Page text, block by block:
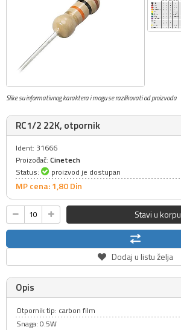
Slike su informativnog karaktera i mogu se razlikovati od proizvoda
RC1/2 22K, otpornik
Ident: 31666
Proizođač: Cinetech
Status:
proizvod je dostupan
MP cena: 1,80Din
Stavi u korpu
Dodaj u listu želja
Opis
Otpornik tip: carbon film
Snaga: 0.5W